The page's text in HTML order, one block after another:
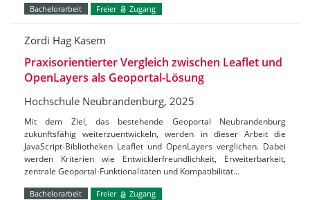
Bachelorarbeit Freier Zugang
Zordi Hag Kasem
Praxisorientierter Vergleich zwischen Leaflet und
OpenLayers als Geoportal-Lösung
Hochschule Neubrandenburg, 2025
Mit dem Ziel, das bestehende Geoportal Neubrandenburg
zukunftsfähig weiterzuentwickeln, werden in dieser Arbeit die
JavaScript-Bibliotheken Leaflet und OpenLayers verglichen. Dabei
werden Kriterien wie Entwicklerfreundlichkeit, Erweiterbarkeit,
zentrale Geoportal-Funktionalitäten und Kompatibilität…
Bachelorarbeit Freier Zugang